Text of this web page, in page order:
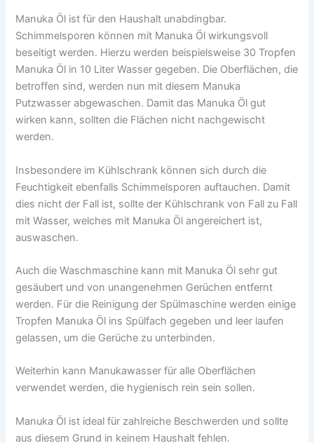
Manuka Öl ist für den Haushalt unabdingbar.
Schimmelsporen können mit Manuka Öl wirkungsvoll
beseitigt werden. Hierzu werden beispielsweise 30 Tropfen
Manuka Öl in 10 Liter Wasser gegeben. Die Oberflächen, die
betroffen sind, werden nun mit diesem Manuka
Putzwasser abgewaschen. Damit das Manuka Öl gut
wirken kann, sollten die Flächen nicht nachgewischt
werden.
Insbesondere im Kühlschrank können sich durch die
Feuchtigkeit ebenfalls Schimmelsporen auftauchen. Damit
dies nicht der Fall ist, sollte der Kühlschrank von Fall zu Fall
mit Wasser, welches mit Manuka Öl angereichert ist,
auswaschen.
Auch die Waschmaschine kann mit Manuka Öl sehr gut
gesäubert und von unangenehmen Gerüchen entfernt
werden. Für die Reinigung der Spülmaschine werden einige
Tropfen Manuka Öl ins Spülfach gegeben und leer laufen
gelassen, um die Gerüche zu unterbinden.
Weiterhin kann Manukawasser für alle Oberflächen
verwendet werden, die hygienisch rein sein sollen.
Manuka Öl ist ideal für zahlreiche Beschwerden und sollte
aus diesem Grund in keinem Haushalt fehlen.